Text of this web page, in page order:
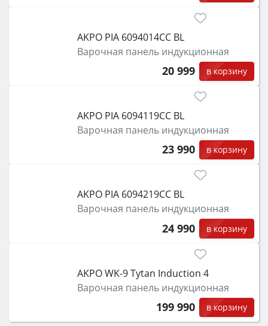
AKPO PIA 6094014CC BL
Варочная панель индукционная
20 999 в корзину
AKPO PIA 6094119CC BL
Варочная панель индукционная
23 990 в корзину
AKPO PIA 6094219CC BL
Варочная панель индукционная
24 990 в корзину
AKPO WK-9 Tytan Induction 4
Варочная панель индукционная
199 990 в корзину